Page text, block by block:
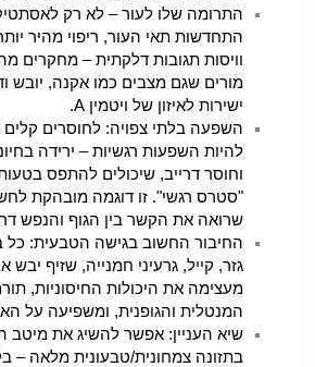
התרומה שלו לעור – לא רק
התחדשות תאי העור, ריפוי מהיר
וויסות תגובות דלקתית – מחקרים
מורים שגם מצבים כמו אקנה, יובש
ישירות לאיזון של ויטמין A.
להיות השפעות רגשיות – ירידה
וחוסר דרייב, שיכולים להתפס
"סטרס רגשי". זו דוגמה מובהקת
שרואה את הקשר בין הגוף והנפש
החיבור החשוב בגישה הטבעית:
גזר, קייל, גרעיני חמנייה, שזיף
מעצימה את היכולות החיסוניות,
המנטלית והגופנית, ומשפיעה על
שיא העניין: אפשר להשיג את מיטב
בתזונה צמחונית/טבעונית מלאה –